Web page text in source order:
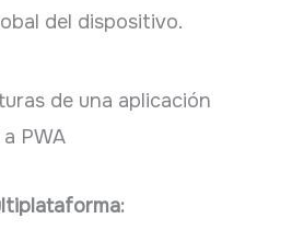
del dispositivo.